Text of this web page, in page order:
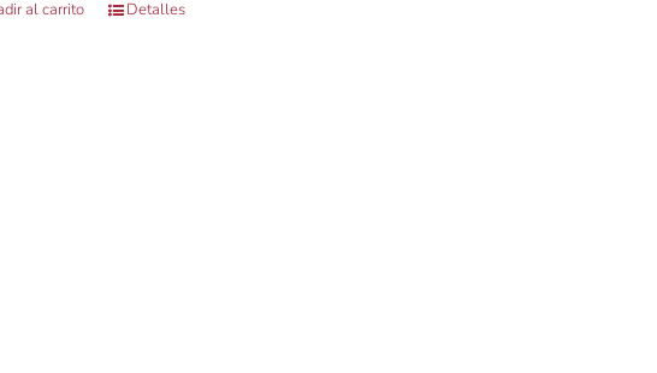
al carrito Detalles